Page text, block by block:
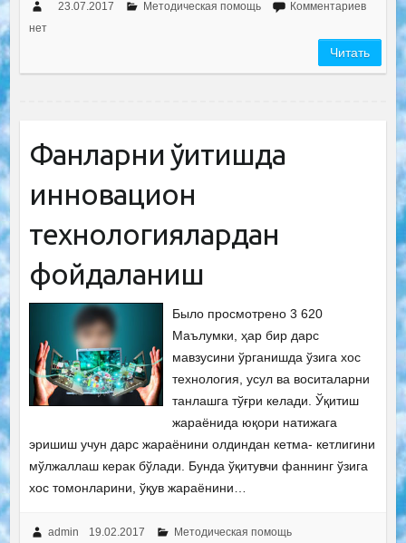
23.07.2017 Методическая помощь
Комментариев
нет
Читать
Фанларни ўқитишда
инновацион
технологиялардан
фойдаланиш
Было просмотрено 3 620
Маълумки, ҳар бир дарс
мавзусини ўрганишда ўзига хос
технология, усул ва воситаларни
танлашга тўғри келади. Ўқитиш
жараёнида юқори натижага
эришиш учун дарс жараёнини олдиндан кетма- кетлигини
мўлжаллаш керак бўлади. Бунда ўқитувчи фаннинг ўзига
хос томонларини, ўқув жараёнини…
admin 19.02.2017
Методическая помощь